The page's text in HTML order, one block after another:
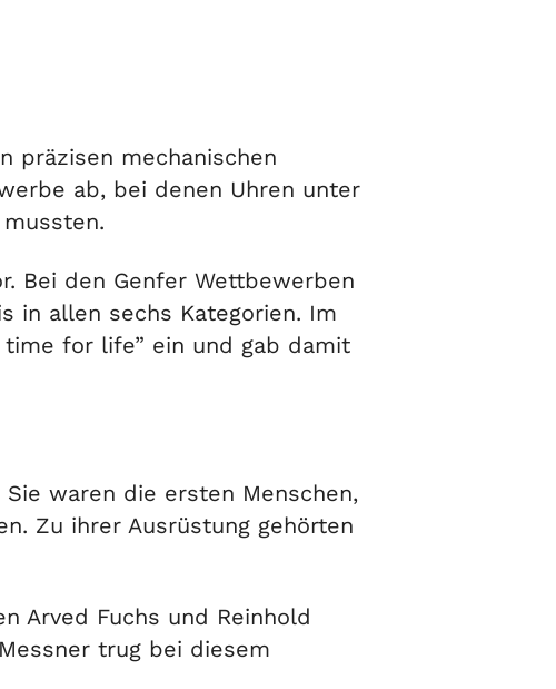
präzisen mechanischen
ab, bei denen Uhren unter
Bei den Genfer Wettbewerben
in allen sechs Kategorien. Im
for life” ein und gab damit
waren die ersten Menschen,
Zu ihrer Ausrüstung gehörten
Arved Fuchs und Reinhold
trug bei diesem